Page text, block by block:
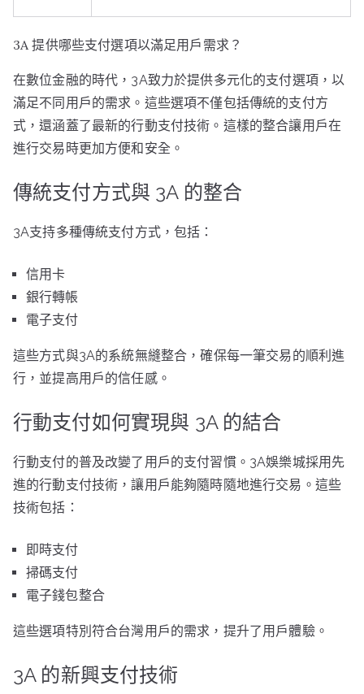
3A 提供哪些支付選項以滿足用戶需求？
在數位金融的時代，3A致力於提供多元化的支付選項，以
滿足不同用戶的需求。這些選項不僅包括傳統的支付方
式，還涵蓋了最新的行動支付技術。這樣的整合讓用戶在
進行交易時更加方便和安全。
傳統支付方式與 3A 的整合
3A支持多種傳統支付方式，包括：
信用卡
銀行轉帳
電子支付
這些方式與3A的系統無縫整合，確保每一筆交易的順利進
行，並提高用戶的信任感。
行動支付如何實現與 3A 的結合
行動支付的普及改變了用戶的支付習慣。3A娛樂城採用先
進的行動支付技術，讓用戶能夠隨時隨地進行交易。這些
技術包括：
即時支付
掃碼支付
電子錢包整合
這些選項特別符合台灣用戶的需求，提升了用戶體驗。
3A 的新興支付技術